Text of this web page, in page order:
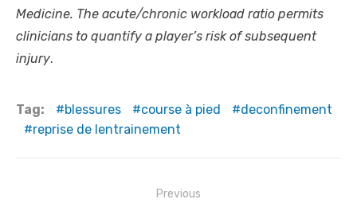
Medicine. The acute/chronic workload ratio permits
clinicians to quantify a player’s risk of subsequent
injury.
Tag: blessures course à pied
deconfinement
reprise de lentrainement
Previous